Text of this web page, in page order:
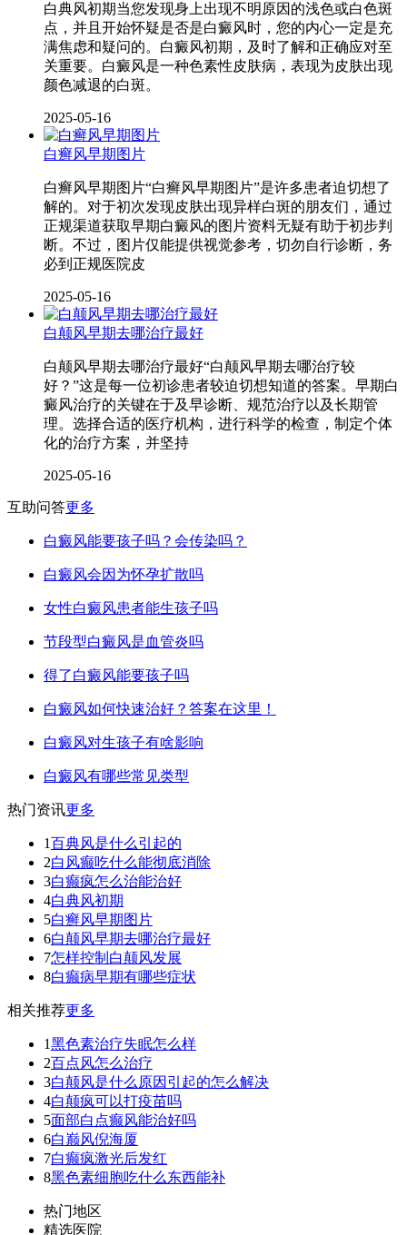
白典风初期当您发现身上出现不明原因的浅色或白色斑
点，并且开始怀疑是否是白癜风时，您的内心一定是充
满焦虑和疑问的。白癜风初期，及时了解和正确应对至
关重要。白癜风是一种色素性皮肤病，表现为皮肤出现
颜色减退的白斑。
2025-05-16
白癣风早期图片
白癣风早期图片“白癣风早期图片”是许多患者迫切想了
解的。对于初次发现皮肤出现异样白斑的朋友们，通过
正规渠道获取早期白癜风的图片资料无疑有助于初步判
断。不过，图片仅能提供视觉参考，切勿自行诊断，务
必到正规医院皮
2025-05-16
白颠风早期去哪治疗最好
白颠风早期去哪治疗最好“白颠风早期去哪治疗较
好？”这是每一位初诊患者较迫切想知道的答案。早期白
癜风治疗的关键在于及早诊断、规范治疗以及长期管
理。选择合适的医疗机构，进行科学的检查，制定个体
化的治疗方案，并坚持
2025-05-16
互助问答更多
白癜风能要孩子吗？会传染吗？
白癜风会因为怀孕扩散吗
女性白癜风患者能生孩子吗
节段型白癜风是血管炎吗
得了白癜风能要孩子吗
白癜风如何快速治好？答案在这里！
白癜风对生孩子有啥影响
白癜风有哪些常见类型
热门资讯更多
1百典风是什么引起的
2白风癫吃什么能彻底消除
3白癫疯怎么治能治好
4白典风初期
5白癣风早期图片
6白颠风早期去哪治疗最好
7怎样控制白颠风发展
8白癫病早期有哪些症状
相关推荐更多
1黑色素治疗失眠怎么样
2百点风怎么治疗
3白颠风是什么原因引起的怎么解决
4白颠疯可以打疫苗吗
5面部白点癫风能治好吗
6白巅风倪海厦
7白癫疯激光后发红
8黑色素细胞吃什么东西能补
热门地区
精选医院